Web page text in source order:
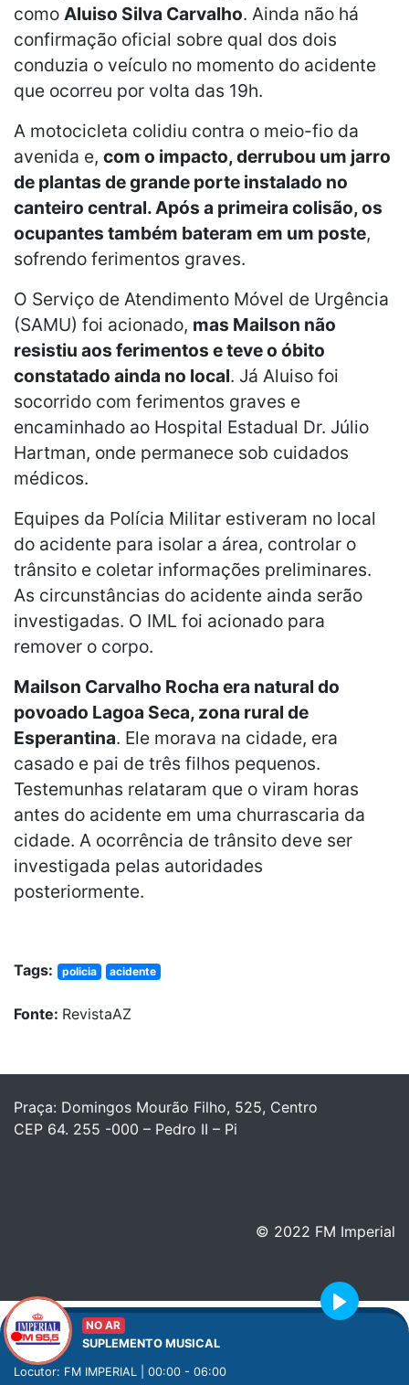
como Aluiso Silva Carvalho. Ainda não há
confirmação oficial sobre qual dos dois
conduzia o veículo no momento do acidente
que ocorreu por volta das 19h.
A motocicleta colidiu contra o meio-fio da
avenida e, com o impacto, derrubou um jarro
de plantas de grande porte instalado no
canteiro central. Após a primeira colisão, os
ocupantes também bateram em um poste,
sofrendo ferimentos graves.
O Serviço de Atendimento Móvel de Urgência
(SAMU) foi acionado, mas Mailson não
resistiu aos ferimentos e teve o óbito
constatado ainda no local. Já Aluiso foi
socorrido com ferimentos graves e
encaminhado ao Hospital Estadual Dr. Júlio
Hartman, onde permanece sob cuidados
médicos.
Equipes da Polícia Militar estiveram no local
do acidente para isolar a área, controlar o
trânsito e coletar informações preliminares.
As circunstâncias do acidente ainda serão
investigadas. O IML foi acionado para
remover o corpo.
Mailson Carvalho Rocha era natural do
povoado Lagoa Seca, zona rural de
Esperantina. Ele morava na cidade, era
casado e pai de três filhos pequenos.
Testemunhas relataram que o viram horas
antes do acidente em uma churrascaria da
cidade. A ocorrência de trânsito deve ser
investigada pelas autoridades
posteriormente.
Tags: policia acidente
Fonte: RevistaAZ
NO AR
SUPLEMENTO MUSICAL
Play
Locutor: FM IMPERIAL | 00:00 - 06:00
Praça: Domingos Mourão Filho, 525, Centro
CEP 64. 255 -000 – Pedro II – Pi
© 2022 FM Imperial